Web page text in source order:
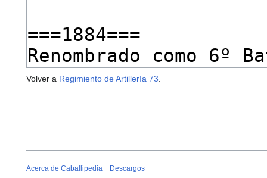
Volver a Regimiento de Artillería 73
Acerca de Caballipedia Descargos